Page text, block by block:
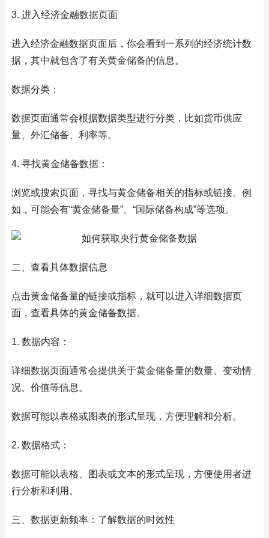
3. 进入经济金融数据页面
进入经济金融数据页面后，你会看到一系列的经济统计数
据，其中就包含了有关黄金储备的信息。
数据分类：
数据页面通常会根据数据类型进行分类，比如货币供应
量、外汇储备、利率等。
4. 寻找黄金储备数据：
浏览或搜索页面，寻找与黄金储备相关的指标或链接。例
如，可能会有“黄金储备量”、“国际储备构成”等选项。
二、查看具体数据信息
点击黄金储备量的链接或指标，就可以进入详细数据页
面，查看具体的黄金储备数据。
1. 数据内容：
详细数据页面通常会提供关于黄金储备量的数量、变动情
况、价值等信息。
数据可能以表格或图表的形式呈现，方便理解和分析。
2. 数据格式：
数据可能以表格、图表或文本的形式呈现，方便使用者进
行分析和利用。
三、数据更新频率：了解数据的时效性